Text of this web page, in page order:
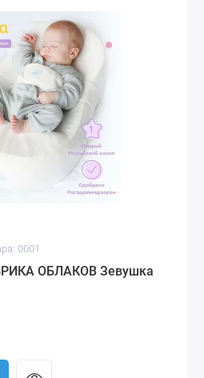
0001
ОБЛАКОВ Зевушка